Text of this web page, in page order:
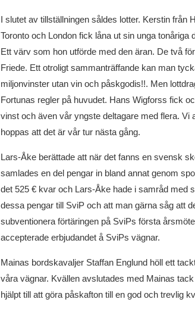
I slutet av tillställningen såldes lotter. Kerstin från
Toronto och London fick låna ut sin unga tonåriga
Ett värv som hon utförde med den äran. De två
Friede. Ett otroligt sammanträffande kan man
miljonvinster utan vin och påskgodis!!. Men
Fortunas regler på huvudet. Hans Wigforss fick
vinst och även vår yngste deltagare med flera. Vi
hoppas att det är vår tur nästa gång.
Lars-Åke berättade att när det fanns en svensk
samlades en del pengar in bland annat genom
det 525 € kvar och Lars-Åke hade i samråd med
dessa pengar till SviP och att man gärna såg att
subventionera förtäringen på SviPs första
accepterade erbjudandet å SviPs vägnar.
Mainas bordskavaljer Staffan Englund höll ett
våra vägnar. Kvällen avslutades med Mainas
hjälpt till att göra påskafton till en god och trevlig